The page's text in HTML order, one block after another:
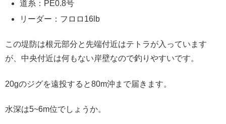
道糸：PE0.8号
リーダー：フロロ16lb
この堤防は根元部分と先端付近はテトラが入っています
が、中央付近は何もない岸壁なので釣りやすいです。
20gのジグを遠投すると80m沖まで届きます。
水深は5~6m位でしょうか。